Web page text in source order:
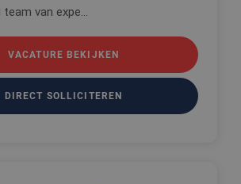
van expe...
VACATURE BEKIJKEN
DIRECT SOLLICITEREN